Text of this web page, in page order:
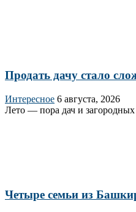
Продать дачу стало
Интересное 6 августа, 2026
Лето — пора дач и
Четыре семьи из